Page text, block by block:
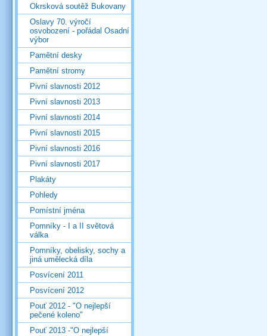
Okrsková soutěž Bukovany
Oslavy 70. výročí
osvobození - pořádal Osadní
výbor
Pamětní desky
Pamětní stromy
Pivní slavnosti 2012
Pivní slavnosti 2013
Pivní slavnosti 2014
Pivní slavnosti 2015
Pivní slavnosti 2016
Pivní slavnosti 2017
Plakáty
Pohledy
Pomístní jména
Pomníky - I a II světová
válka
Pomníky, obelisky, sochy a
jiná umělecká díla
Posvícení 2011
Posvícení 2012
Pouť 2012 - "O nejlepší
pečené koleno"
Pouť 2013 -"O nejlepší